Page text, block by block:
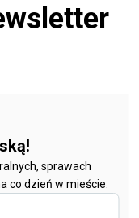
sprawach
co dzień w mieście.